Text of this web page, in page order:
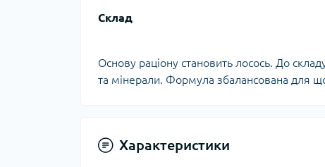
Склад
Основу раціону становить лосось. До
та мінерали. Формула збалансована для
Характеристики